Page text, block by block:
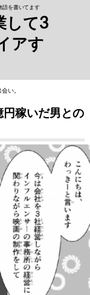
語を書いてます
して3
アす
い。
稼いだ男との